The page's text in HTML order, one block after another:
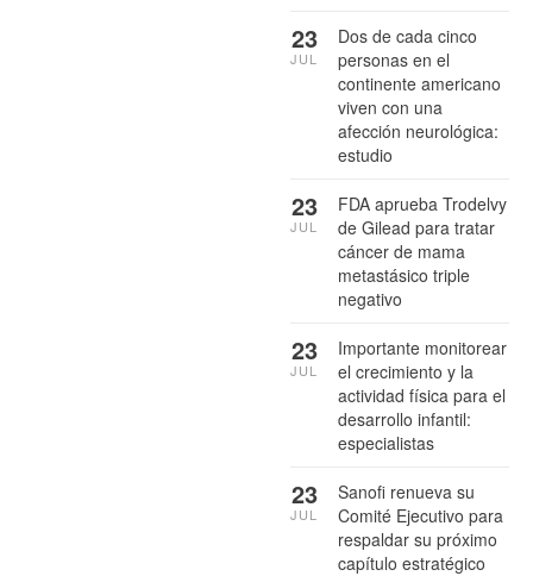
Dos de cada cinco
personas en el
continente americano
viven con una
afección neurológica:
estudio
23
JUL
FDA aprueba Trodelvy
de Gilead para tratar
cáncer de mama
metastásico triple
negativo
23
JUL
Importante monitorear
el crecimiento y la
actividad física para el
desarrollo infantil:
especialistas
23
JUL
Sanofi renueva su
Comité Ejecutivo para
respaldar su próximo
capítulo estratégico
23
JUL